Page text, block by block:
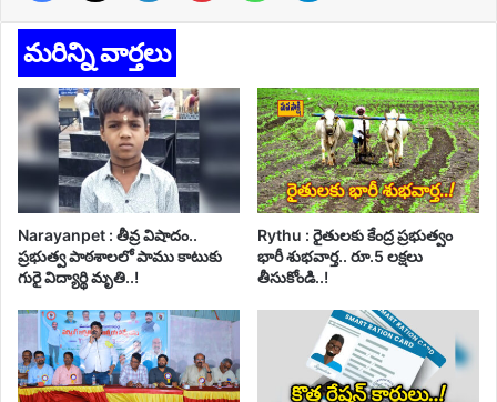
మరిన్ని వార్తలు
Narayanpet : తీవ్ర విషాదం..
ప్రభుత్వ పాఠశాలలో పాము కాటుకు
గురై విద్యార్థి మృతి..!
Rythu : రైతులకు కేంద్ర ప్రభుత్వం
భారీ శుభవార్త.. రూ.5 లక్షలు
తీసుకోండి..!